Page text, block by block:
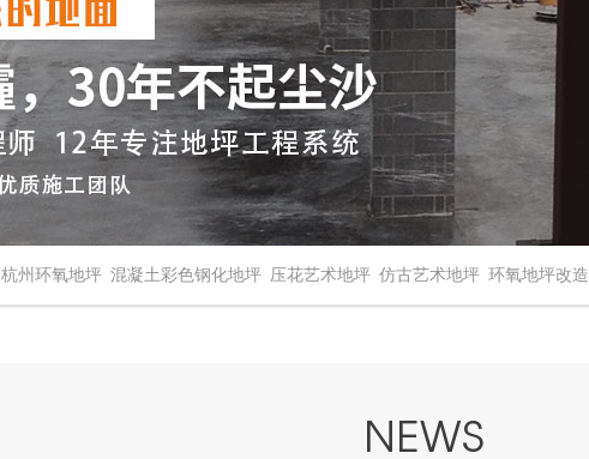
杭州环氧地坪 混凝土彩色钢化地坪 压花艺术地坪 仿古艺术地坪 环氧地坪改造